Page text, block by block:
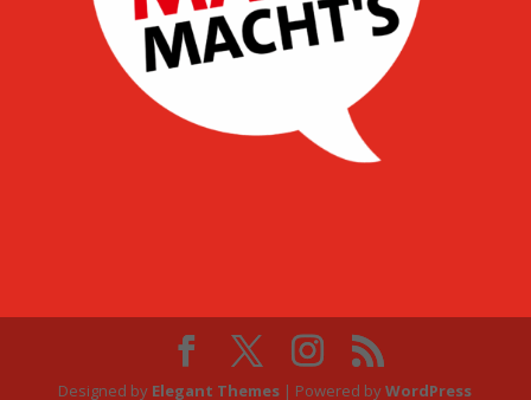
Designed by Elegant Themes | Powered byWordPress